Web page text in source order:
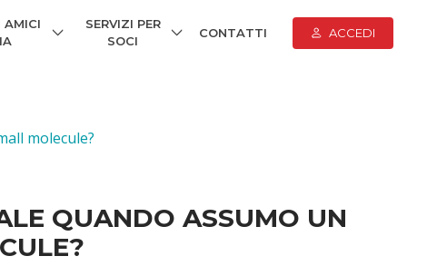
AMICI
SERVIZI PER
SOCI
CONTATTI ACCEDI
molecule?
QUANDO ASSUMO UN